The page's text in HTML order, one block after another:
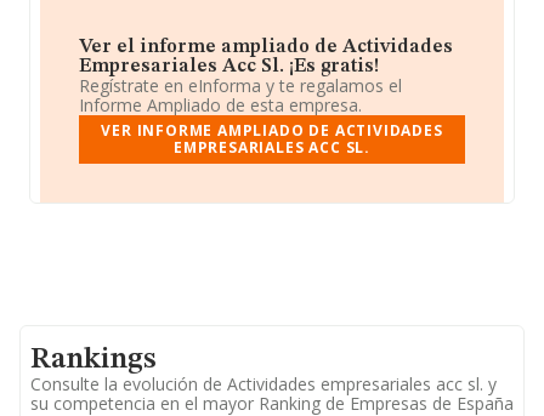
Ver el informe ampliado de Actividades
Empresariales Acc Sl. ¡Es gratis!
Regístrate en eInforma y te regalamos el
Informe Ampliado de esta empresa.
VER INFORME AMPLIADO DE ACTIVIDADES
EMPRESARIALES ACC SL.
Rankings
Consulte la evolución de Actividades empresariales acc sl. y
su competencia en el mayor Ranking de Empresas de España